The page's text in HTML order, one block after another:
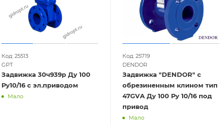
Код: 25513
GPT
Задвижка 30ч939р Ду 100
Ру10/16 с эл.приводом
Мало
Код: 25719
DENDOR
Задвижка "DENDOR" с
обрезиненным клином тип
47GVA Ду 100 Ру 10/16 под
привод
Мало